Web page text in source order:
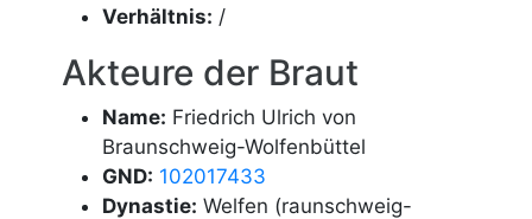
Verhältnis: /
Akteure der Braut
Name: Friedrich Ulrich von
Braunschweig-Wolfenbüttel
GND: 102017433
Dynastie: Welfen (raunschweig-